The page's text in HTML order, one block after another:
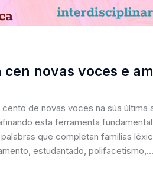
cen novas voces e
de novas voces na súa última
esta ferramenta
que completan familias
estudantado, polifacetismo,…